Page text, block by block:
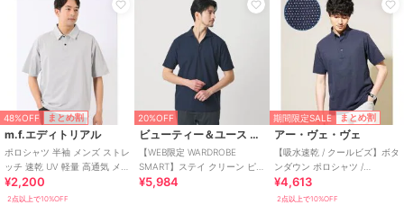
48%OFF まとめ割
m.f.エディトリアル
ポロシャツ 半袖 メンズ ストレ
ッチ 速乾 UV 軽量 高通気 メッ
シュ 無地 ややゆったり
¥2,200
2点以上で10%OFF
20%OFF
ビューティー＆ユース ユナイテッドアローズ
【WEB限定 WARDROBE
SMART】ステイ クリーン ピ
ケ スキッパー ポロシャツ【抗
¥5,984
期間限定SALE まとめ割
アー・ヴェ・ヴェ
【吸水速乾 / クールビズ】ボタ
ンダウン ポロシャツ /
ALTMA（アルティマ）
¥4,613
2点以上で10%OFF